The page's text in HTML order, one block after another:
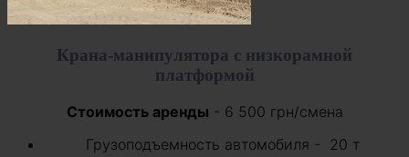
Крана-манипулятора с низкорамной
платформой
Стоимость аренды - 6 500 грн/смена
Грузоподъемность автомобиля - 20 т